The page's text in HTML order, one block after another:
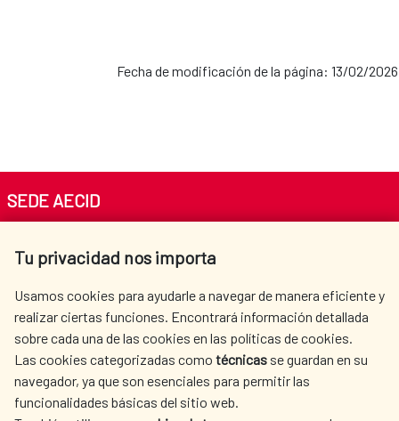
Fecha de modificación de la página: 13/02/2026
Tu privacidad nos importa
Usamos cookies para ayudarle a navegar de manera eficiente y
realizar ciertas funciones. Encontrará información detallada
sobre cada una de las cookies en las políticas de cookies.
Las cookies categorizadas como técnicas se guardan en su
navegador, ya que son esenciales para permitir las
funcionalidades básicas del sitio web.
SEDE AECID
Tel. +34 900 20 30 54​​​​​​​
AECID
WHERE DO WE COOPERATE?
SPANISH HUMANITARIAN
ACTION
PRESS ROOM